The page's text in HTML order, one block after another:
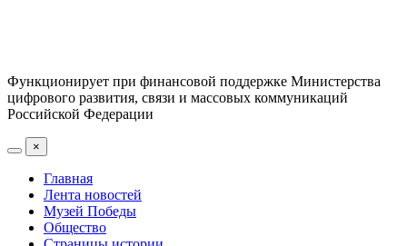
Функционирует при финансовой поддержке Министерства
цифрового развития, связи и массовых коммуникаций
Российской Федерации
×
Главная
Лента новостей
Музей Победы
Общество